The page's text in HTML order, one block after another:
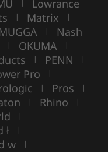
| Lowrance
| Matrix |
MUGGA | Nash
| OKUMA |
| PENN |
Pro |
| Pros |
| Rhino |
|
ł |
w |